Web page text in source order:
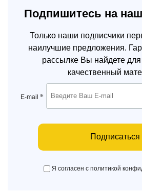
Подпишитесь на
Только наши подписчики
наилучшие предложения.
рассылке Вы найдете для
качественный
E-mail *
Подписаться
Я согласен с политикой